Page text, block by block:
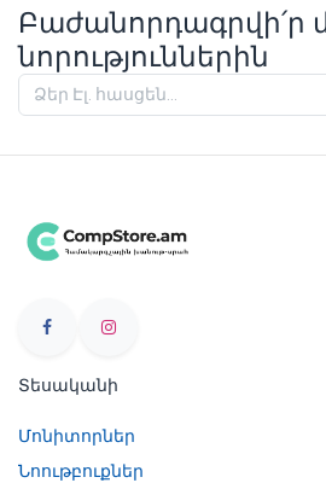
Բաժանորդագրվի՛ր
նորություններին
Տեսականի
Մոնիտորներ
Նոութբուքներ